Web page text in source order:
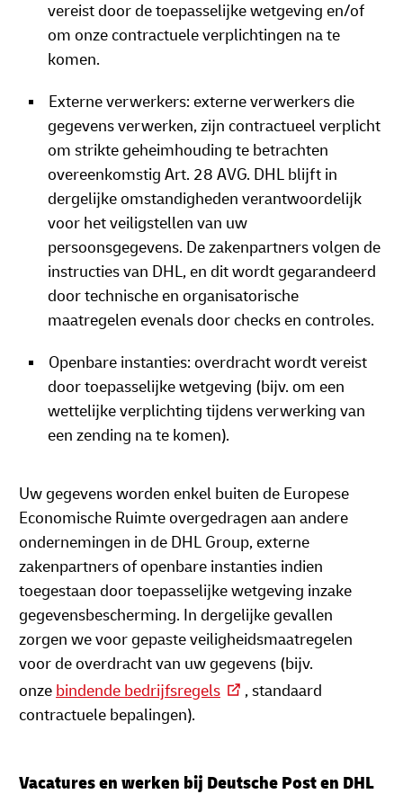
vereist door de toepasselijke wetgeving en/of
om onze contractuele verplichtingen na te
komen.
Externe verwerkers: externe verwerkers die
gegevens verwerken, zijn contractueel verplicht
om strikte geheimhouding te betrachten
overeenkomstig Art. 28 AVG. DHL blijft in
dergelijke omstandigheden verantwoordelijk
voor het veiligstellen van uw
persoonsgegevens. De zakenpartners volgen de
instructies van DHL, en dit wordt gegarandeerd
door technische en organisatorische
maatregelen evenals door checks en controles.
Openbare instanties: overdracht wordt vereist
door toepasselijke wetgeving (bijv. om een
wettelijke verplichting tijdens verwerking van
een zending na te komen).
Uw gegevens worden enkel buiten de Europese
Economische Ruimte overgedragen aan andere
ondernemingen in de DHL Group, externe
zakenpartners of openbare instanties indien
toegestaan door toepasselijke wetgeving inzake
gegevensbescherming. In dergelijke gevallen
zorgen we voor gepaste veiligheidsmaatregelen
voor de overdracht van uw gegevens (bijv.
onze bindende bedrijfsregels
, standaard
contractuele bepalingen).
Vacatures en werken bij Deutsche Post en DHL